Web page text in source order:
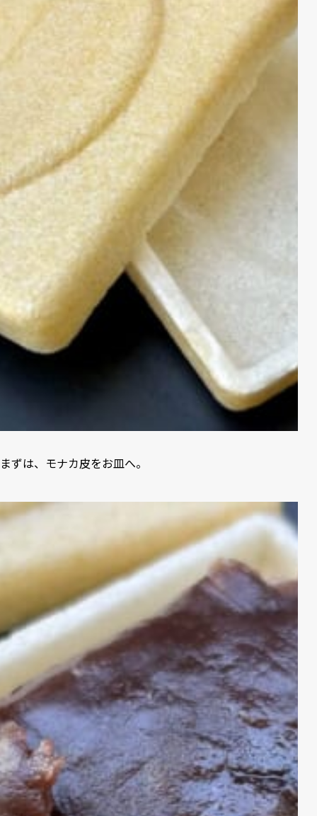
まずは、モナカ皮をお皿へ。